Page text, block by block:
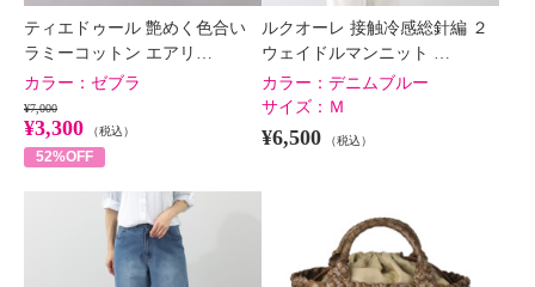
ティエドゥール 艶めく色合い
ラミーコットン エアリ…
カラー： ゼブラ
¥7,000
¥3,300 （税込）
52%OFF
ルクオーレ 接触冷感総針編 ２
ウェイドルマンニット …
カラー： デニムブルー
サイズ： Ｍ
¥6,500 （税込）